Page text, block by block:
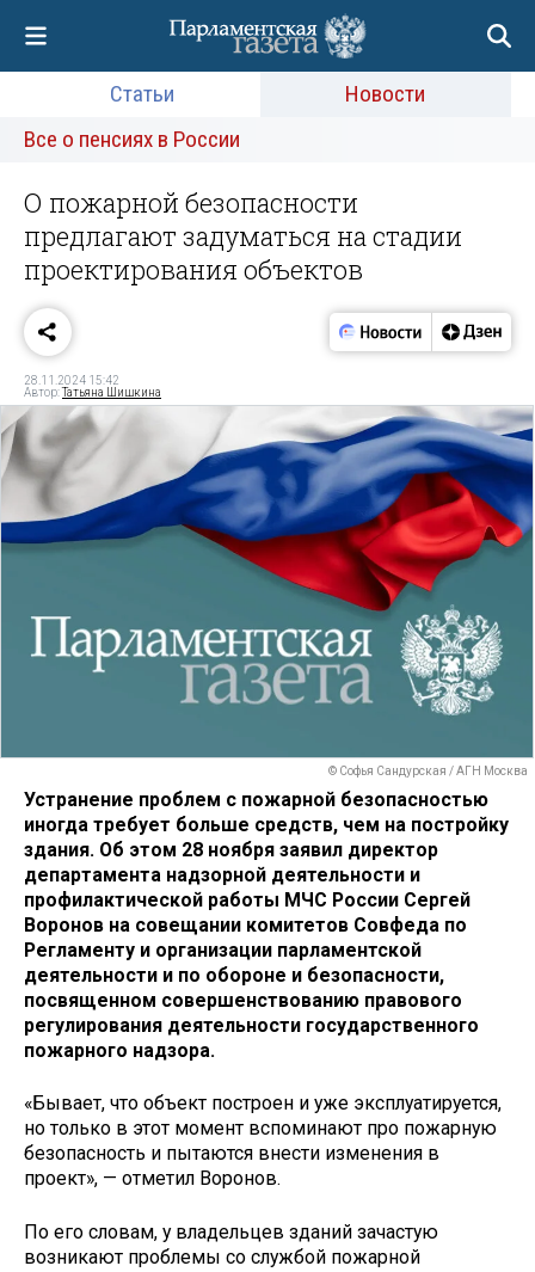
Статьи
Новости
Все о пенсиях в России
О пожарной безопасности
предлагают задуматься на стадии
проектирования объектов
28.11.2024 15:42
Автор:Татьяна Шишкина
© Софья Сандурская / АГН Москва
Устранение проблем с пожарной безопасностью
иногда требует больше средств, чем на постройку
здания. Об этом 28 ноября заявил директор
департамента надзорной деятельности и
профилактической работы МЧС России Сергей
Воронов на совещании комитетов Совфеда по
Регламенту и организации парламентской
деятельности и по обороне и безопасности,
посвященном совершенствованию правового
регулирования деятельности государственного
пожарного надзора.
«Бывает, что объект построен и уже эксплуатируется,
но только в этот момент вспоминают про пожарную
безопасность и пытаются внести изменения в
проект», — отметил Воронов.
По его словам, у владельцев зданий зачастую
возникают проблемы со службой пожарной